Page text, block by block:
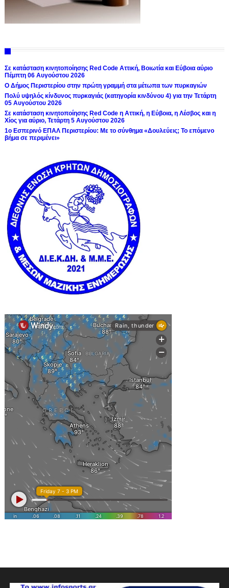
Σε κατάσταση κινητοποίησης Red Code Αττική, Βοιωτία και Εύβοια αύριο
Πέμπτη 06 Αυγούστου 2026
Ο Δήμος Περιστερίου στην πρώτη γραμμή στα μέτωπα των πυρκαγιών
Πολύ υψηλός κίνδυνος πυρκαγιάς (κατηγορία κινδύνου 4) για την Τετάρτη
05 Αυγούστου 2026
Σε κατάσταση κινητοποίησης Red Code η Αττική, η Εύβοια, η Λέσβος και η
Χίος για αύριο, Τετάρτη 5 Αυγούστου 2026
1ο Εσπερινό ΕΠΑΛ Περιστερίου: Με το σύνθημα «Δουλεύεις; Το επόμενο
βήμα σε περιμένει»